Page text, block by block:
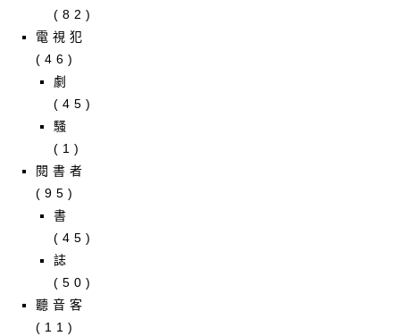
(82)
電視犯
(46)
劇
(45)
騷
(1)
閱書者
(95)
書
(45)
誌
(50)
聽音客
(11)